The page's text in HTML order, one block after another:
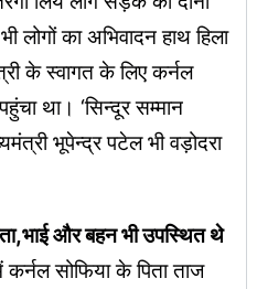
का अभिवादन हाथ हिला
के स्वागत के लिए कर्नल
था। ‘सिन्दूर सम्मान
भूपेन्द्र पटेल भी वड़ोदरा
और बहन भी उपस्थित थे
सोफिया के पिता ताज